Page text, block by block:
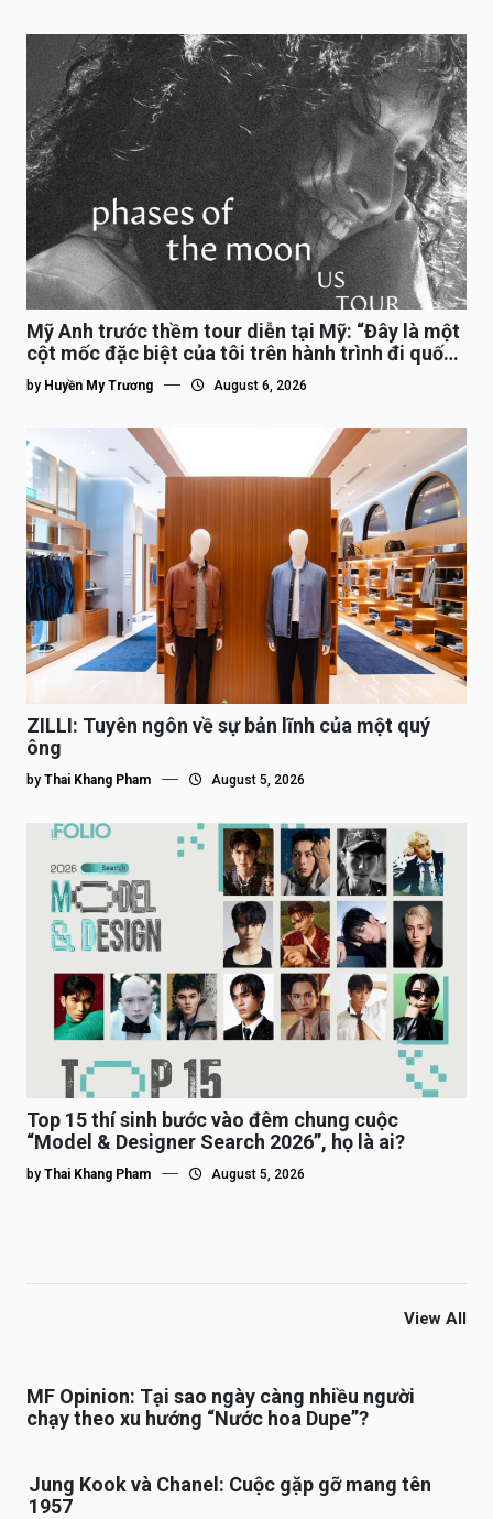
Mỹ Anh trước thềm tour diễn tại Mỹ: “Đây là một
cột mốc đặc biệt của tôi trên hành trình đi quốc
tế”
by Huyền My Trương August 6, 2026
ZILLI: Tuyên ngôn về sự bản lĩnh của một quý
ông
by Thai Khang Pham August 5, 2026
Top 15 thí sinh bước vào đêm chung cuộc
“Model & Designer Search 2026”, họ là ai?
by Thai Khang Pham August 5, 2026
View All
MF Opinion: Tại sao ngày càng nhiều người
chạy theo xu hướng “Nước hoa Dupe”?
Jung Kook và Chanel: Cuộc gặp gỡ mang tên
1957